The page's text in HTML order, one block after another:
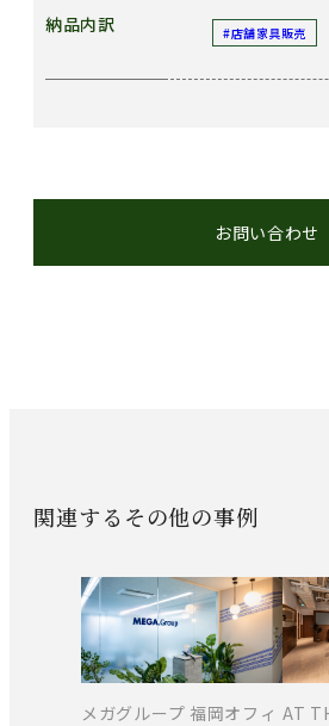
納品内訳 #店舗家具販売
お問い合わせ
関連するその他の事例
メガグループ 福岡オフィ AT